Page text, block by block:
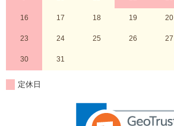
16 17 18 19 20
23 24 25 26 27
30 31
定休日